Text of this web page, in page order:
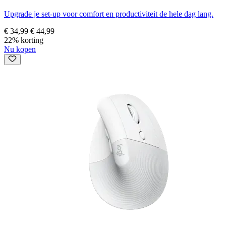
Upgrade je set-up voor comfort en productiviteit de hele dag lang.
€ 34,99 € 44,99
22% korting
Nu kopen